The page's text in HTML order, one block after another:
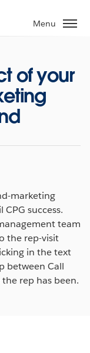
Menu
of your
marketing
success.
team
the rep-visit
in the text
between Call
rep has been.